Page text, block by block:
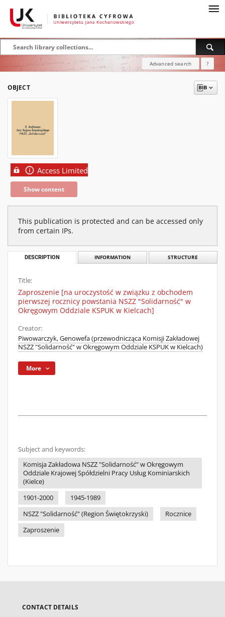
Advanced search ?
OBJECT
Access Limited
Show content
This publication is protected and can be accessed only
from certain IPs.
DESCRIPTION INFORMATION STRUCTURE
Title:
Zaproszenie [na uroczystość w związku z obchodem
pierwszej rocznicy powstania NSZZ "Solidarność" w
Okręgowym Oddziale KSPUK w Kielcach]
Creator:
Piwowarczyk, Genowefa (przewodnicząca Komisji Zakładowej
NSZZ "Solidarność" w Okręgowym Oddziale KSPUK w Kielcach)
More
Subject and keywords:
Komisja Zakładowa NSZZ "Solidarność" w Okręgowym
Oddziale Krajowej Spółdzielni Pracy Usług Kominiarskich
(Kielce)
1901-2000
1945-1989
NSZZ "Solidarność" (Region Świętokrzyski)
Rocznice
Zaproszenie
CONTACT DETAILS